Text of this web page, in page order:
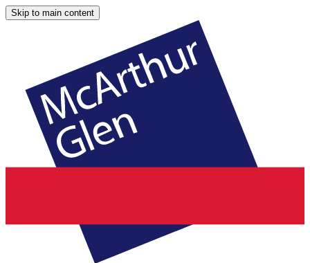
Skip to main content